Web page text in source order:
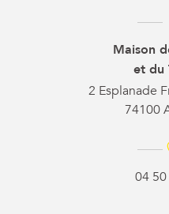
Maison
et du
2 Esplanade
74100
04